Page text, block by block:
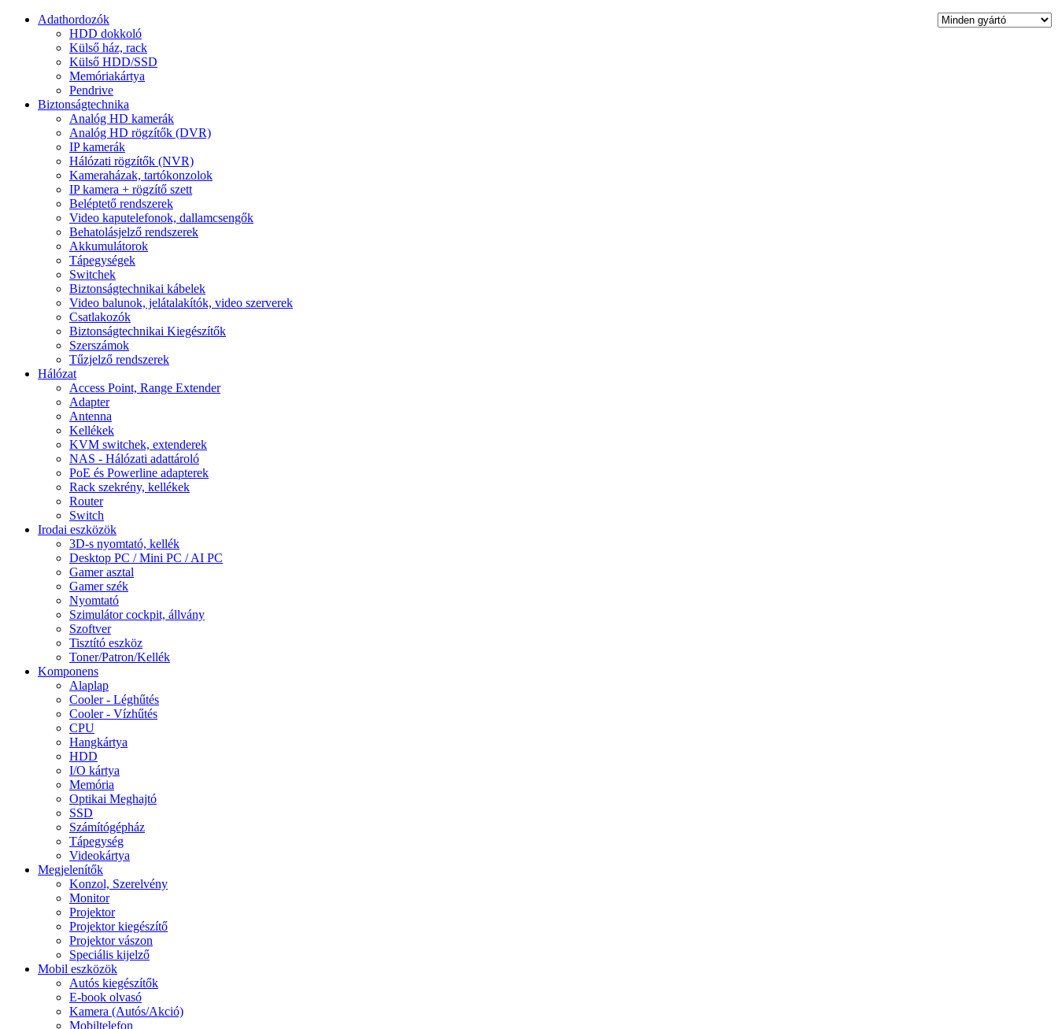
Adathordozók
HDD dokkoló
Külső ház, rack
Külső HDD/SSD
Memóriakártya
Pendrive
Biztonságtechnika
Analóg HD kamerák
Analóg HD rögzítők (DVR)
IP kamerák
Hálózati rögzítők (NVR)
Kameraházak, tartókonzolok
IP kamera + rögzítő szett
Beléptető rendszerek
Video kaputelefonok, dallamcsengők
Behatolásjelző rendszerek
Akkumulátorok
Tápegységek
Switchek
Biztonságtechnikai kábelek
Video balunok, jelátalakítók, video szerverek
Csatlakozók
Biztonságtechnikai Kiegészítők
Szerszámok
Tűzjelző rendszerek
Hálózat
Access Point, Range Extender
Adapter
Antenna
Kellékek
KVM switchek, extenderek
NAS - Hálózati adattároló
PoE és Powerline adapterek
Rack szekrény, kellékek
Router
Switch
Irodai eszközök
3D-s nyomtató, kellék
Desktop PC / Mini PC / AI PC
Gamer asztal
Gamer szék
Nyomtató
Szimulátor cockpit, állvány
Szoftver
Tisztító eszköz
Toner/Patron/Kellék
Komponens
Alaplap
Cooler - Léghűtés
Cooler - Vízhűtés
CPU
Hangkártya
HDD
I/O kártya
Memória
Optikai Meghajtó
SSD
Számítógépház
Tápegység
Videokártya
Megjelenítők
Konzol, Szerelvény
Monitor
Projektor
Projektor kiegészítő
Projektor vászon
Speciális kijelző
Mobil eszközök
Autós kiegészítők
E-book olvasó
Kamera (Autós/Akció)
Mobiltelefon